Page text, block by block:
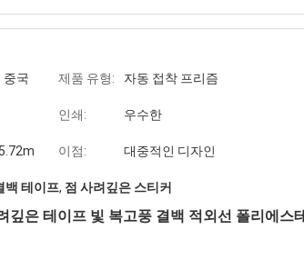
중국 제품 유형: 자동 접착 프리즘
인쇄: 우수한
이점: 대중적인 디자인
백 테이프, 점 사려깊은 스티커
깊은 테이프 빛 복고풍 결백 적외선 폴리에스테